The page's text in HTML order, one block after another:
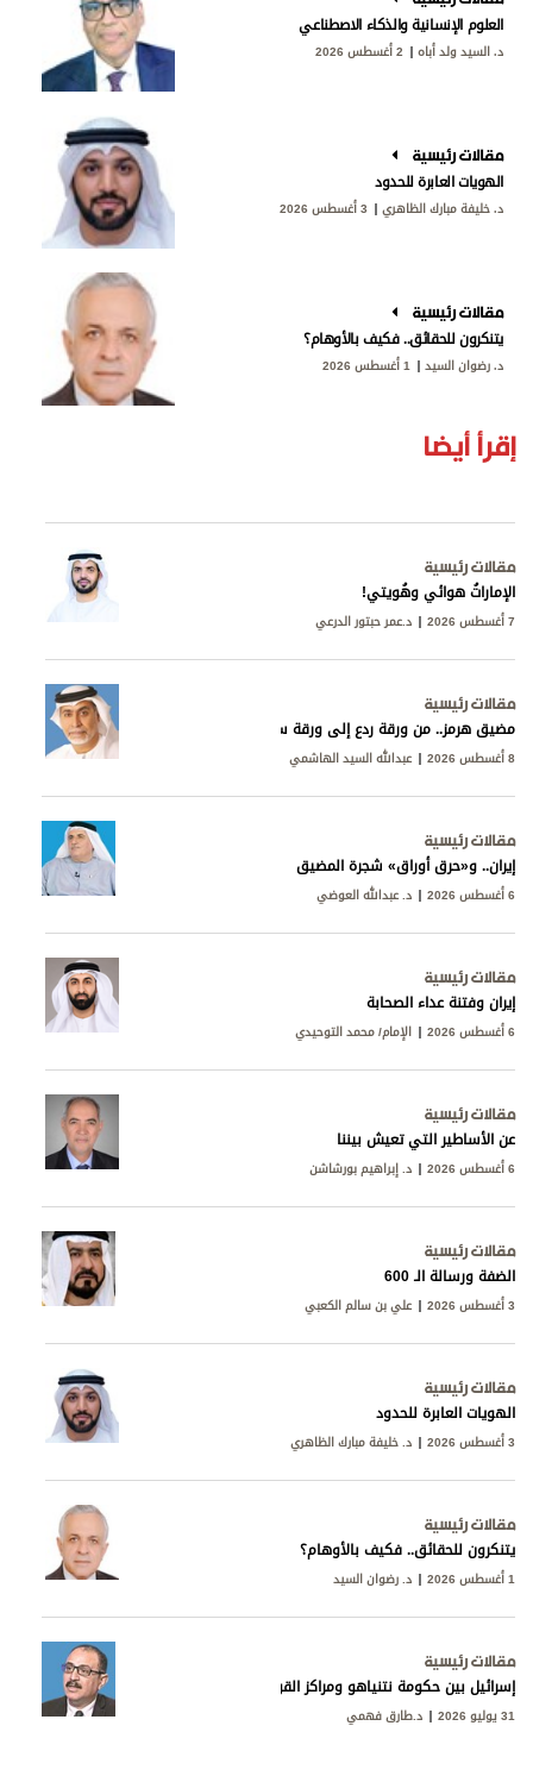
العلوم الإنسانية والذكاء الاصطناعي
د. السيد ولد أباه 2 أغسطس 2026
مقالات رئيسية
الهويات العابرة للحدود
د. خليفة مبارك الظاهري 3 أغسطس 2026
مقالات رئيسية
يتنكرون للحقائق.. فكيف بالأوهام؟
د. رضوان السيد 1 أغسطس 2026
إقرأ أيضا
مقالات رئيسية
الإماراتُ هوائي وهُويتي!
7 أغسطس 2026 د.عمر حبتور الدرعي
مقالات رئيسية
مضيق هرمز.. من ورقة ردع إلى ورقة سيادة
8 أغسطس 2026 عبدالله السيد الهاشمي
مقالات رئيسية
إيران.. و«حرق أوراق» شجرة المضيق
6 أغسطس 2026 د. عبدالله العوضي
مقالات رئيسية
إيران وفتنة عداء الصحابة
6 أغسطس 2026 الإمام/ محمد التوحيدي
مقالات رئيسية
عن الأساطير التي تعيش بيننا
6 أغسطس 2026 د. إبراهيم بورشاشن
مقالات رئيسية
الضفة ورسالة الـ 600
3 أغسطس 2026 علي بن سالم الكعبي
مقالات رئيسية
الهويات العابرة للحدود
3 أغسطس 2026 د. خليفة مبارك الظاهري
مقالات رئيسية
يتنكرون للحقائق.. فكيف بالأوهام؟
1 أغسطس 2026 د. رضوان السيد
مقالات رئيسية
إسرائيل بين حكومة نتنياهو ومراكز القوى
31 يوليو 2026 د.طارق فهمي